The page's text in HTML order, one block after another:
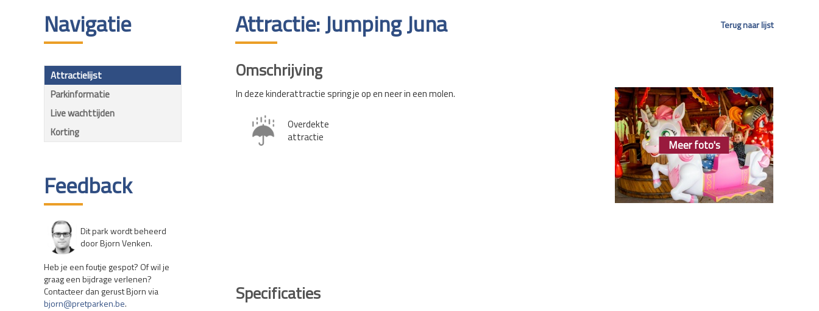
Navigatie
Attractielijst
Parkinformatie
Live wachttijden
Korting
Feedback
Dit park wordt beheerd
door Bjorn Venken.
Heb je een foutje gespot? Of wil je
graag een bijdrage verlenen?
Contacteer dan gerust Bjorn via
bjorn@pretparken.be.
Attractie: Jumping Juna Terug naar lijst
Omschrijving
Meer foto's
In deze kinderattractie spring je op en neer in een molen.
Overdekte
attractie
Specificaties